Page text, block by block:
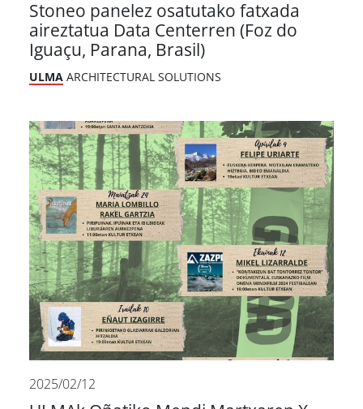
Stoneo panelez osatutako fatxada
aireztatua Data Centerren (Foz do
Iguaçu, Parana, Brasil)
ULMA ARCHITECTURAL SOLUTIONS
2025/02/12